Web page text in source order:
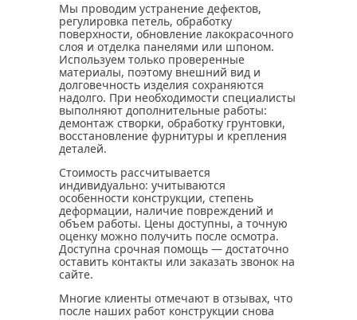
Мы проводим устранение дефектов,
регулировка петель, обработку
поверхности, обновление лакокрасочного
слоя и отделка панелями или шпоном.
Используем только проверенные
материалы, поэтому внешний вид и
долговечность изделия сохраняются
надолго. При необходимости специалисты
выполняют дополнительные работы:
демонтаж створки, обработку грунтовки,
восстановление фурнитуры и крепления
деталей.
Стоимость рассчитывается
индивидуально: учитываются
особенности конструкции, степень
деформации, наличие повреждений и
объем работы. Цены доступны, а точную
оценку можно получить после осмотра.
Доступна срочная помощь — достаточно
оставить контакты или заказать звонок на
сайте.
Многие клиенты отмечают в отзывах, что
после наших работ конструкции снова